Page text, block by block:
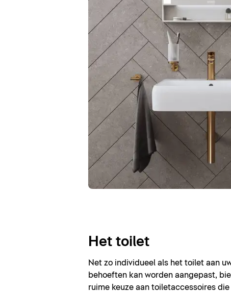
Het toilet
Net zo individueel als het toilet aan
behoeften kan worden aangepast,
ruime keuze aan toiletaccessoires die